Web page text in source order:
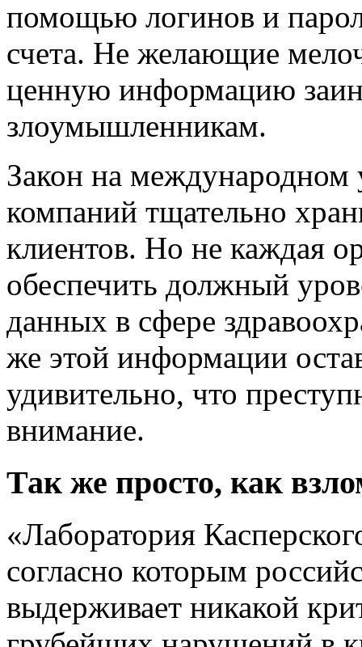
помощью логинов и
счета. Не желающие
ценную информацию
злоумышленникам.
Закон на международном
компаний тщательно
клиентов. Но не каждая
обеспечить должный
данных в сфере
же этой информации
удивительно, что
внимание.
Так же просто, как
«Лаборатория
согласно которым
выдерживает никакой